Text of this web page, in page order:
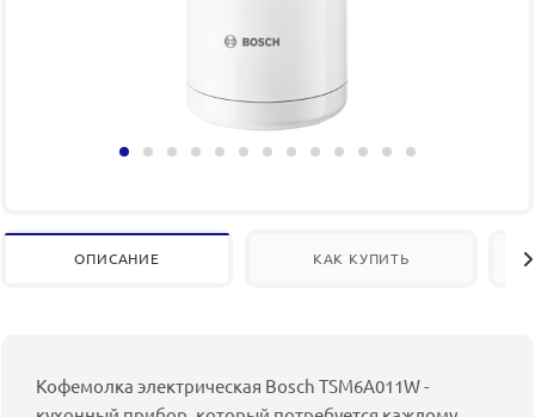
ОПИСАНИЕ КАК КУПИТЬ
Кофемолка электрическая Bosch TSM6A011W -